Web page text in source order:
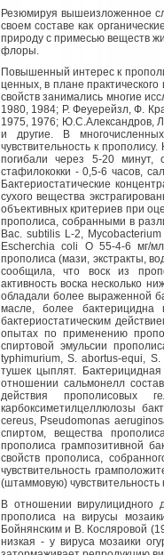
Резюмируя вышеизложенное
своем составе как
природу с примесью веществ
флоры.
Повышенный интерес к
ценных, в плане
свойств занимались многие
1980, 1984; Р. Феуерейзл, Ф.
1975, 1976; Ю.С.Александров,
и другие. В
чувствительность к
погибали через 5-20 минут,
стафилококки - 0,5-6 часов,
Бактериостатические
сухого вещества
объективных критериев при
прополиса, собранными в
Вас. subtilis L-2,
Escherchia coli О 55-4-6 мг/
прополиса (мази, экстракты,
сообщила, что воск из
активность воска несколько
обладали более выраженной
масле, более
бактериостатическим
опытах по применению
спиртовой эмульсии
typhimurium, S. abortus-equi,
тушек цыплят. Бактерицидная
отношении сальмонелл
действия прополисовых
карбоксиметилцеллюлозы
cereus, Pseudomonas
спиртом, вещества
прополиса грампозитивной
свойств прополиса,
чувствительность
(штаммовую)
В отношении вирулицидного
прополиса на вирусы
Бойнянским и В. Косляровой
низкая - у вируса мозаики